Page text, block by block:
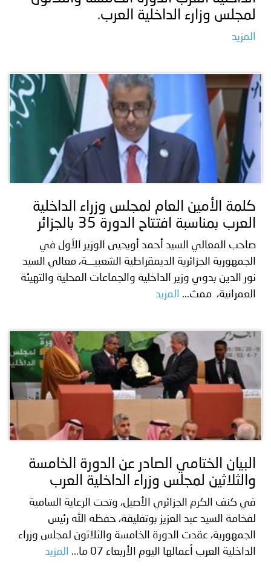
لمجلس وزارء الداخلية العرب.
المزيد
كلمة الأمين العام لمجلس وزراء الداخلية
العرب بمناسبة افتتاح الدورة 35 بالجزائر
صاحب المعالي السيد أحمد أويحيى الوزير الأول في
الجمهورية الجزائرية الديمقراطية الشعبيـــة، معالي السيد
نور الدين بدوي وزير الداخلية والجماعات المحلية والتهيئة
العمرانية، ممث...
المزيد
البيان الختامي الصادر عن الدورة الخامسة
والثلاثين لمجلس وزراء الداخلية العرب
في كنف الكرم الجزائري الأصيل، وتحت الرعاية السامية
لفخامة السيد عبد العزيز بوتفليقة، حفظه الله رئيس
الجمهورية، عقدت الدورة الخامسة والثلاثون لمجلس وزراء
الداخلية العرب أعمالها اليوم الأربعاء 07 ما...
المزيد